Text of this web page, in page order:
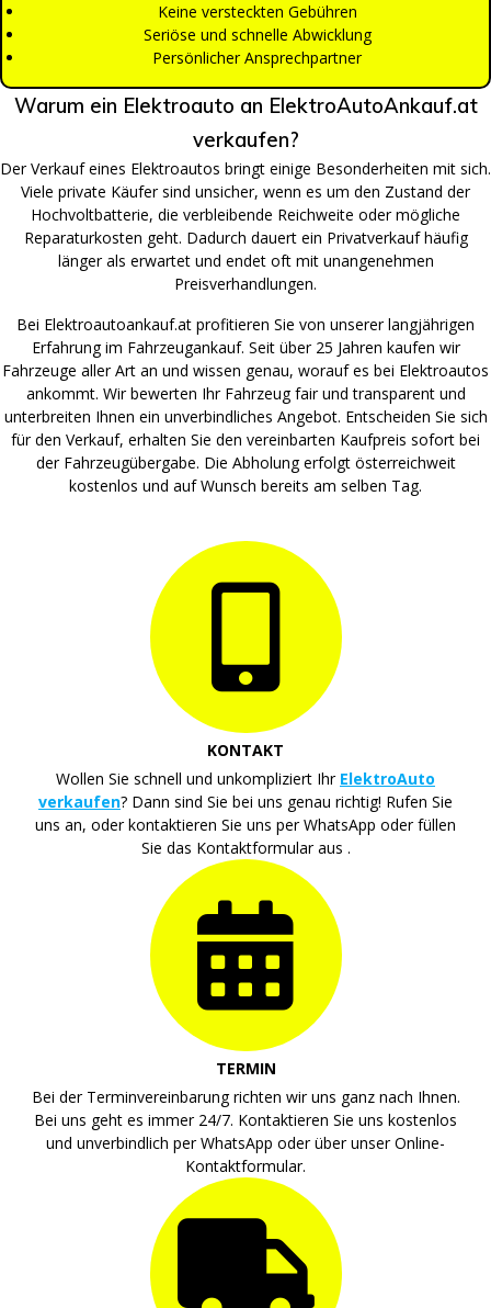
Keine versteckten Gebühren
Seriöse und schnelle Abwicklung
Persönlicher Ansprechpartner
Warum ein Elektroauto an ElektroAutoAnkauf.at
verkaufen?
Der Verkauf eines Elektroautos bringt einige Besonderheiten mit sich.
Viele private Käufer sind unsicher, wenn es um den Zustand der
Hochvoltbatterie, die verbleibende Reichweite oder mögliche
Reparaturkosten geht. Dadurch dauert ein Privatverkauf häufig
länger als erwartet und endet oft mit unangenehmen
Preisverhandlungen.
Bei Elektroautoankauf.at profitieren Sie von unserer langjährigen
Erfahrung im Fahrzeugankauf. Seit über 25 Jahren kaufen wir
Fahrzeuge aller Art an und wissen genau, worauf es bei Elektroautos
ankommt. Wir bewerten Ihr Fahrzeug fair und transparent und
unterbreiten Ihnen ein unverbindliches Angebot. Entscheiden Sie sich
für den Verkauf, erhalten Sie den vereinbarten Kaufpreis sofort bei
der Fahrzeugübergabe. Die Abholung erfolgt österreichweit
kostenlos und auf Wunsch bereits am selben Tag.
KONTAKT
Wollen Sie schnell und unkompliziert Ihr ElektroAuto
verkaufen? Dann sind Sie bei uns genau richtig! Rufen Sie
uns an, oder kontaktieren Sie uns per WhatsApp oder füllen
Sie das Kontaktformular aus .
TERMIN
Bei der Terminvereinbarung richten wir uns ganz nach Ihnen.
Bei uns geht es immer 24/7. Kontaktieren Sie uns kostenlos
und unverbindlich per WhatsApp oder über unser Online-
Kontaktformular.